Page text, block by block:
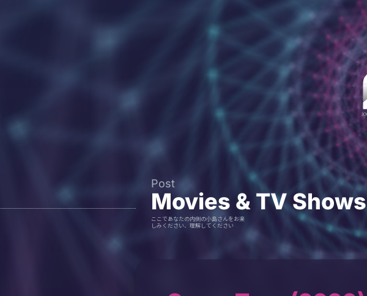
Post
Movies & TV Shows
ここであなたの内側の小島さんをお楽
しみください、理解してください